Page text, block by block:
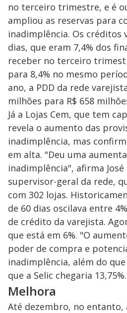
no terceiro trimestre, e é
ampliou as reservas para
inadimplência. Os créditos
dias, que eram 7,4% dos
receber no terceiro
para 8,4% no mesmo
ano, a PDD da rede
milhões para R$ 658
Já a Lojas Cem, que tem
revela o aumento das
inadimplência, mas
em alta. "Deu uma
inadimplência", afirma
supervisor-geral da rede,
com 302 lojas.
de 60 dias oscilava entre
de crédito da varejista.
que está em 6%. "O
poder de compra e
inadimplência, além do
que a Selic chegaria
Melhora
Até dezembro, no entanto,